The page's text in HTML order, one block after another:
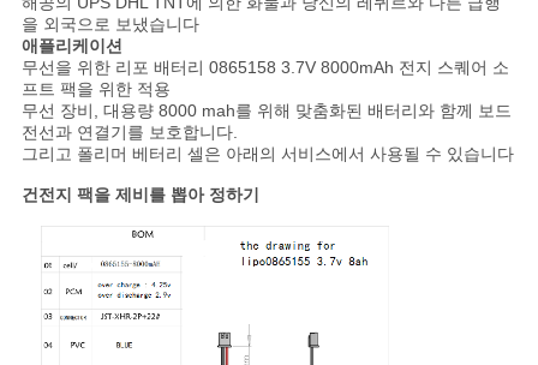
을 외국으로 보냈습니다
애플리케이션
무선을 위한 리포 배터리 0865158 3.7V 8000mAh 전지 스퀘어 소
프트 팩을 위한 적용
무선 장비, 대용량 8000 mah를 위해 맞춤화된 배터리와 함께 보드
전선과 연결기를 보호합니다.
그리고 폴리머 베터리 셀은 아래의 서비스에서 사용될 수 있습니다
건전지 팩을 제비를 뽑아 정하기